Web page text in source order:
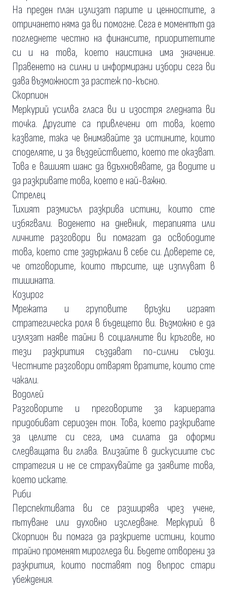
На преден план излизат парите и ценностите, а
отричането няма да ви помогне. Сега е моментът да
погледнете честно на финансите, приоритетите
си и на това, което наистина има значение.
Правенето на силни и информирани избори сега ви
дава възможност за растеж по-късно.
Скорпион
Меркурий усилва гласа ви и изостря гледната ви
точка. Другите са привлечени от това, което
казвате, така че внимавайте за истините, които
споделяте, и за въздействието, което те оказват.
Това е вашият шанс да вдъхновявате, да водите и
да разкривате това, което е най-важно.
Стрелец
Тихият размисъл разкрива истини, които сте
избягвали. Воденето на дневник, терапията или
личните разговори ви помагат да освободите
това, което сте задържали в себе си. Доверете се,
че отговорите, които търсите, ще изплуват в
тишината.
Козирог
Мрежата и груповите връзки играят
стратегическа роля в бъдещето ви. Възможно е да
излязат наяве тайни в социалните ви кръгове, но
тези разкрития създават по-силни съюзи.
Честните разговори отварят вратите, които сте
чакали.
Водолей
Разговорите и преговорите за кариерата
придобиват сериозен тон. Това, което разкривате
за целите си сега, има силата да оформи
следващата ви глава. Влизайте в дискусиите със
стратегия и не се страхувайте да заявите това,
което искате.
Риби
Перспективата ви се разширява чрез учене,
пътуване или духовно изследване. Меркурий в
Скорпион ви помага да разкриете истини, които
трайно променят мирогледа ви. Бъдете отворени за
разкрития, които поставят под въпрос стари
убеждения.